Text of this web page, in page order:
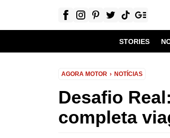
STORIES
AGORA MOTOR NOTÍCIAS
Desafio
completa